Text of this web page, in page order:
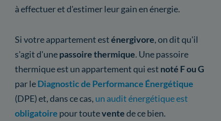
à effectuer et d'estimer leur gain en énergie.
Si votre appartement esténergivore, on dit qu'il
s'agit d'unepassoire thermique. Une passoire
thermique est un appartement qui est noté F ou G
par leDiagnostic de Performance Énergétique
(DPE) et, dans ce cas, un audit énergétique est
obligatoire pour touteventede ce bien.